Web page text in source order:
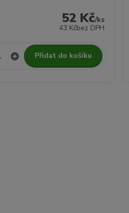
52 Kč/ks
43 Kčbez DPH
Přidat do košíku